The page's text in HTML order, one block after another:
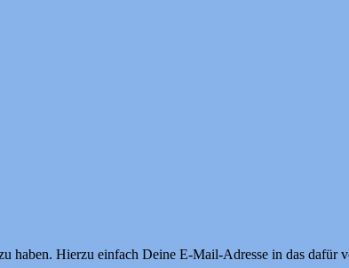
haben. Hierzu einfach Deine E-Mail-Adresse in das dafür